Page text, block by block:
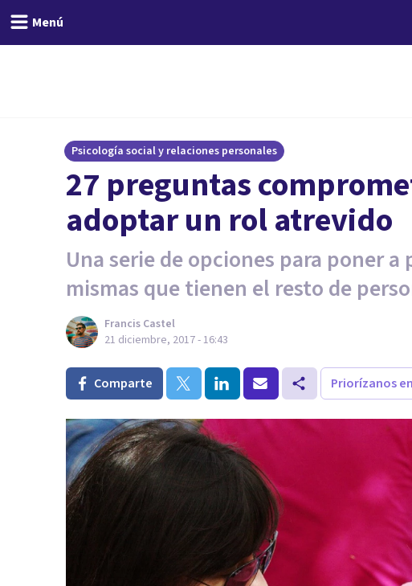
Menú
Psicología social y relaciones personales
27 preguntas
adoptar un rol atrevido
Una serie de opciones para poner
mismas que tienen el resto de
Francis Castel
21 diciembre, 2017 - 16:43
Comparte Priorízanos en